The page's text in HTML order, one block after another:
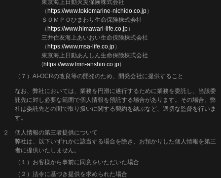
東京海上日動火災保険株式会社
（ https://www.tokiomarine-nichido.co.jp）
ＳＯＭＰＯひまわり生命保険株式会社
（ https://www.himawari-life.co.jp）
三井住友海上あいおい生命保険株式会社
（ https://www.msa-life.co.jp）
東京海上日動あんしん生命保険株式会社
(https://www.tmn-anshin.co.jp)
（７）AI-OCRの改良等の開発のため、開発会社に提供すること
なお、弊社においては、業務を円滑に遂行するために業務を委託し、当該委
託先に対し必要な範囲で個人情報を預託する場合があります。その場合、弊
社は委託先との間で取り扱いに関する契約を結ぶなど、適切な監督を行いま
す。
２ 個人情報の第三者提供について
弊社は、以下いずれかに該当する場合を除き、お預かりした個人情報を第三
者に提供いたしません。
（１）お客様から事前に同意をいただいた場合
（２）法令に基づき提供を求められた場合